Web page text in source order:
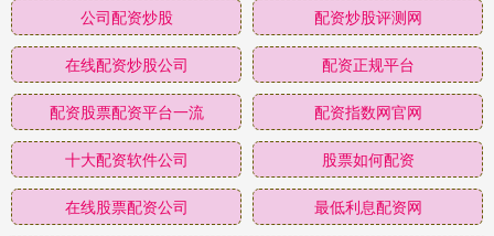
公司配资炒股 配资炒股评测网
在线配资炒股公司 配资正规平台
配资股票配资平台一流 配资指数网官网
十大配资软件公司 股票如何配资
在线股票配资公司 最低利息配资网